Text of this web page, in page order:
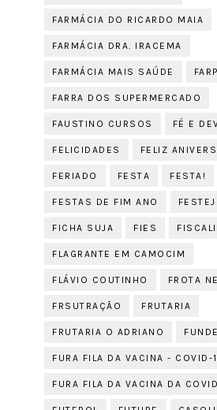
FARMÁCIA DO RICARDO MAIA
FARMÁCIA DRA. IRACEMA
FARMÁCIA MAIS SAÚDE
FARRA DOS SUPERMERCADO
FAUSTINO CURSOS FÉ E
FELICIDADES FELIZ
FERIADO FESTA FESTA!
FESTAS DE FIM ANO
FICHA SUJA FIES
FLAGRANTE EM CAMOCIM
FLÁVIO COUTINHO FROTA
FRSUTRAÇÃO FRUTARIA
FRUTARIA O ADRIANO
FURA FILA DA VACINA - COVID-
FURA FILA DA VACINA DA